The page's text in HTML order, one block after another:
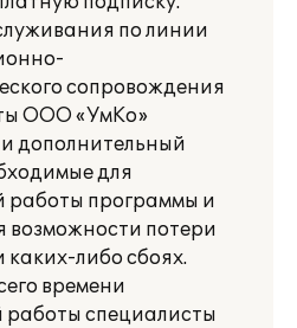
по линии
сопровождения
ООО «УмКо»
дополнительный
для
работы программы и
возможности потери
либо сбоях.
времени
работы специалисты